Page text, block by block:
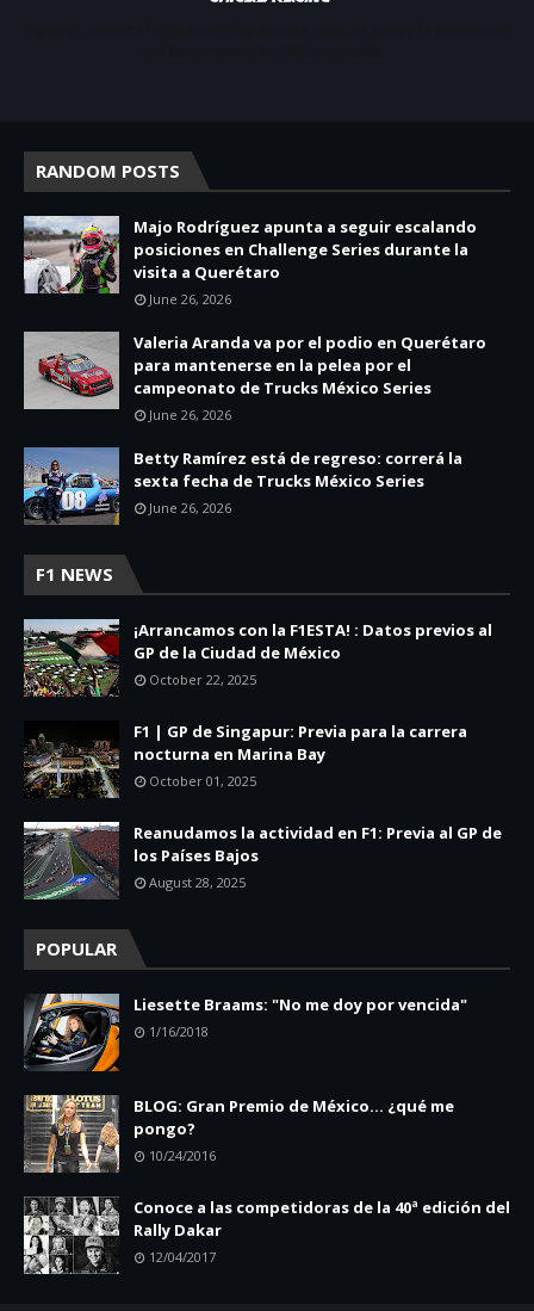
RANDOM POSTS
Majo Rodríguez apunta a seguir escalando
posiciones en Challenge Series durante la
visita a Querétaro
June 26, 2026
Valeria Aranda va por el podio en Querétaro
para mantenerse en la pelea por el
campeonato de Trucks México Series
June 26, 2026
Betty Ramírez está de regreso: correrá la
sexta fecha de Trucks México Series
June 26, 2026
F1 NEWS
¡Arrancamos con la F1ESTA! : Datos previos al
GP de la Ciudad de México
October 22, 2025
F1 | GP de Singapur: Previa para la carrera
nocturna en Marina Bay
October 01, 2025
Reanudamos la actividad en F1: Previa al GP de
los Países Bajos
August 28, 2025
POPULAR
Liesette Braams: "No me doy por vencida"
1/16/2018
BLOG: Gran Premio de México... ¿qué me
pongo?
10/24/2016
Conoce a las competidoras de la 40ª edición del
Rally Dakar
12/04/2017